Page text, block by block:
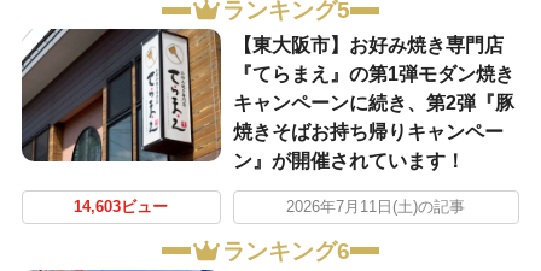
ランキング5
【東大阪市】お好み焼き専門店
『てらまえ』の第1弾モダン焼き
キャンペーンに続き、第2弾『豚
焼きそばお持ち帰りキャンペー
ン』が開催されています！
14,603ビュー 2026年7月11日(土)の記事
ランキング6